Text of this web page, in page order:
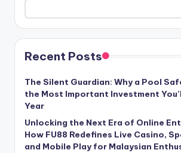
Recent Posts
The Silent Guardian: Why a Pool
the Most Important Investment
Year
Unlocking the Next Era of Online
How FU88 Redefines Live Casino,
and Mobile Play for Malaysian